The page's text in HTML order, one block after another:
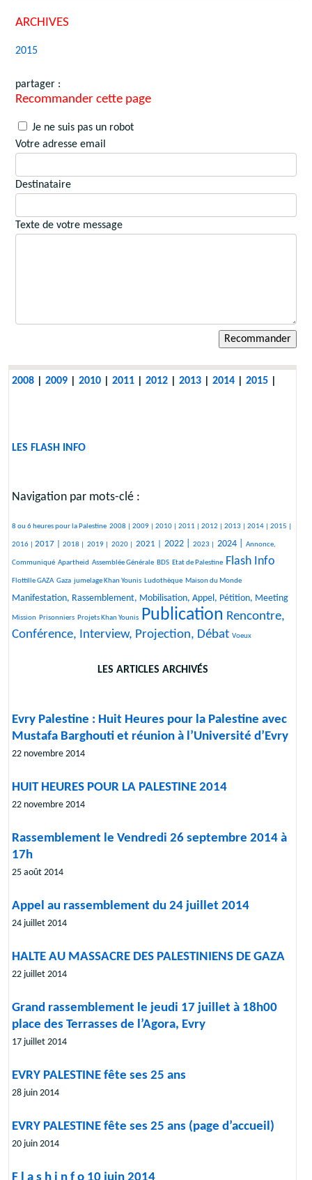
ARCHIVES
2015
partager :
Recommander cette page
Je ne suis pas un robot
Votre adresse email
Destinataire
Texte de votre message
2008 |2009 |2010 |2011 |2012 |2013 |2014 |2015
LES FLASH INFO
Navigation par mots-clé :
363/2449
8 ou 6 heures pour la Palestine
227/2449 2008 |
246/2449 2009 |
227/2449 2010 |
342/2449 2011 |
283/2449 2012 |
111/2449 2013 |
315/2449 2014 |
175/2449 2015 |
328/2449
2016 |
613/2449
2017 |
147/2449 2018 |
75/2449 2019 |
75/2449 2020 |
822/2449 2021 |
855/2449 2022 |
371/2449 2023 |
935/2449 2024 |
435/2449 Annonce,
Communiqué
32/2449 Apartheid
21/2449 Assemblée Générale
175/2449 BDS
37/2449 Etat de Palestine
1341/2449 Flash Info
43/2449
Flottille GAZA
288/2449 Gaza
187/2449 jumelage Khan Younis
261/2449 Ludothèque
13/2449 Maison du Monde
1097/2449
Manifestation, Rassemblement, Mobilisation, Appel, Pétition, Meeting
11/2449
Mission
27/2449Prisonniers
119/2449 Projets Khan Younis
2449/2449 Publication
1613/2449
Rencontre,
Conférence, Interview, Projection, Débat
11/2449 Voeux
LES ARTICLES ARCHIVÉS
Evry Palestine : Huit Heures pour la Palestine avec
Mustafa Barghouti et réunion à l’Université d’Evry
22 novembre 2014
HUIT HEURES POUR LA PALESTINE 2014
22 novembre 2014
Rassemblement le Vendredi 26 septembre 2014 à
17h
25 août 2014
Appel au rassemblement du 24 juillet 2014
24 juillet 2014
HALTE AU MASSACRE DES PALESTINIENS DE GAZA
22 juillet 2014
Grand rassemblement le jeudi 17 juillet à 18h00
place des Terrasses de l’Agora, Evry
17 juillet 2014
EVRY PALESTINE fête ses 25 ans
28 juin 2014
EVRY PALESTINE fête ses 25 ans (page d’accueil)
20 juin 2014